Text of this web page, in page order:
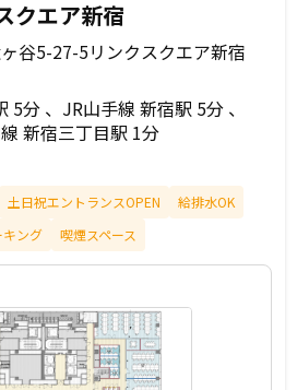
クエア新宿
谷5-27-5リンクスクエア新宿
5分
JR山手線 新宿駅 5分
新宿三丁目駅 1分
土日祝エントランスOPEN
給排水OK
キング 喫煙スペース